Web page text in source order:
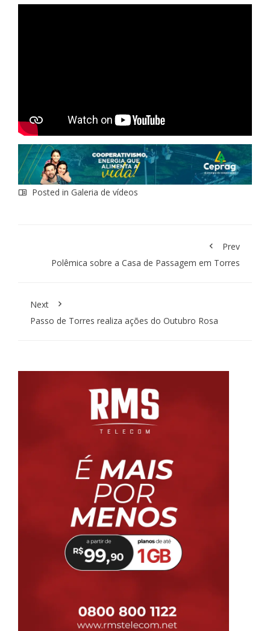
Posted in Galeria de vídeos
Prev
Polêmica sobre a Casa de Passagem em Torres
Next
Passo de Torres realiza ações do Outubro Rosa